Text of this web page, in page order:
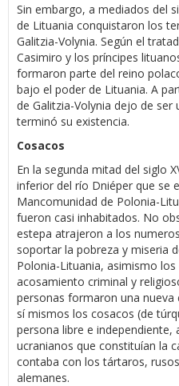
Sin embargo, a mediados del
de Lituania conquistaron los
Galitzia-Volynia. Según el
Casimiro y los príncipes
formaron parte del reino
bajo el poder de Lituania. A
de Galitzia-Volynia dejo de
terminó su existencia.
Cosacos
En la segunda mitad del siglo
inferior del río Dniéper que se
Mancomunidad de Polonia-
fueron casi inhabitados. No
estepa atrajeron a los
soportar la pobreza y miseria
Polonia-Lituania, asimismo
acosamiento criminal y
personas formaron una nueva
sí mismos los cosacos (de
persona libre e independiente,
ucranianos que constituían la
contaba con los tártaros,
alemanes.